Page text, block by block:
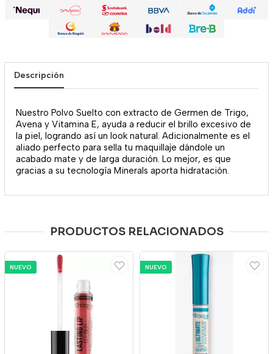
Descripción
Nuestro Polvo Suelto con extracto de Germen de Trigo,
Avena y Vitamina E, ayuda a reducir el brillo excesivo de
la piel, logrando así un look natural. Adicionalmente es el
aliado perfecto para sella tu maquillaje dándole un
acabado mate y de larga duración. Lo mejor, es que
gracias a su tecnología Minerals aporta hidratación.
PRODUCTOS RELACIONADOS
NUEVO NUEVO